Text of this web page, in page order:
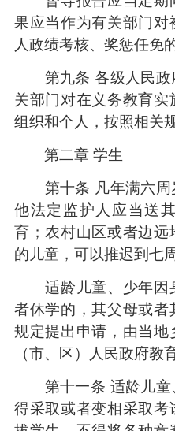
果应当作为有关部门
人政绩考核、奖惩任免
第九条 各级人民政
关部门对在义务教育
组织和个人，按照相关
第二章 学生
第十条 凡年满六周
他法定监护人应当送
育；农村山区或者边
的儿童，可以推迟到七周
适龄儿童、少年因
者休学的，其父母或者
规定提出申请，由当
（市、区）人民政府教
第十一条 适龄儿童
得采取或者变相采取